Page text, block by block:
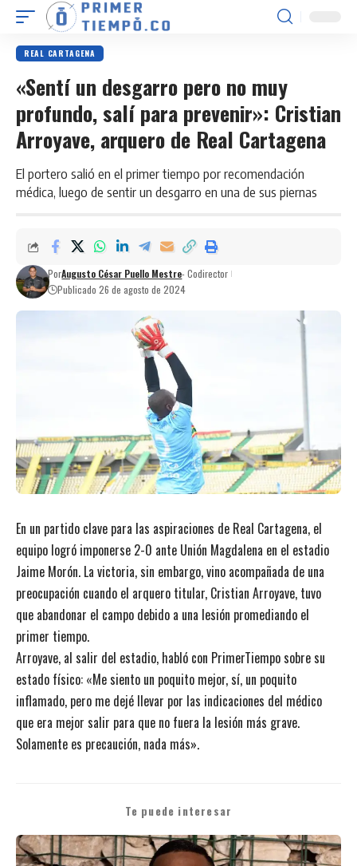
REAL CARTAGENA
«Sentí un desgarro pero no muy
profundo, salí para prevenir»: Cristian
Arroyave, arquero de Real Cartagena
El portero salió en el primer tiempo por recomendación
médica, luego de sentir un desgarro en una de sus piernas
PorAugusto César Puello Mestre- Codirector
Publicado 26 de agosto de 2024
En un partido clave para las aspiraciones de Real Cartagena, el
equipo logró imponerse 2-0 ante Unión Magdalena en el estadio
Jaime Morón. La victoria, sin embargo, vino acompañada de una
preocupación cuando el arquero titular, Cristian Arroyave, tuvo
que abandonar el campo debido a una lesión promediando el
primer tiempo.
Arroyave, al salir del estadio, habló con PrimerTiempo sobre su
estado físico: «Me siento un poquito mejor, sí, un poquito
inflamado, pero me dejé llevar por las indicaciones del médico
que era mejor salir para que no fuera la lesión más grave.
Solamente es precaución, nada más».
Te puede interesar